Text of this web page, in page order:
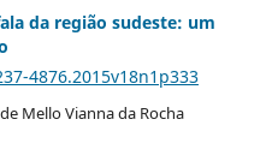
da região sudeste: um
4876.2015v18n1p333
Mello Vianna da Rocha